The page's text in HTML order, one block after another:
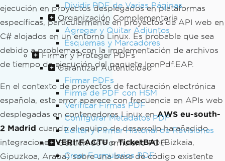
Dividir PDF de Varias Páginas
Organización Complementaria
Agregar y Quitar Adjuntos
Esquemas y Marcadores
Firmar y Proteger PDFs
Garantizar Autenticidad
Firmar PDFs
Firma de PDF con HSM
Verificar Firmas PDF
Configurar Metadatos PDF
Editar y Firmar Historial de Revisiones
Gestión de Formulario PDF
Crear Formularios PDF
ejecución en proyectos desplegados en plataformas
específicas, particularmente en proyectos de API web en
C# alojados en un entorno Linux. Es probable que sea
debido a problemas con la implementación de archivos
de tiempo de ejecución del paquete IronPdf.EAP.
En el contexto de proyectos de facturación electrónica
española, este error aparece con frecuencia en APIs web
desplegadas en contenedores Linux enAWS eu-south-
2 Madrid cuando el equipo de desarrollo ha añadido
integracionesVERI*FACTUoTicketBAI(Bizkaia,
Gipuzkoa, Araba) sobre una base de código existente